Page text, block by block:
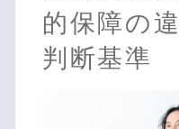
的保障の
判断基準